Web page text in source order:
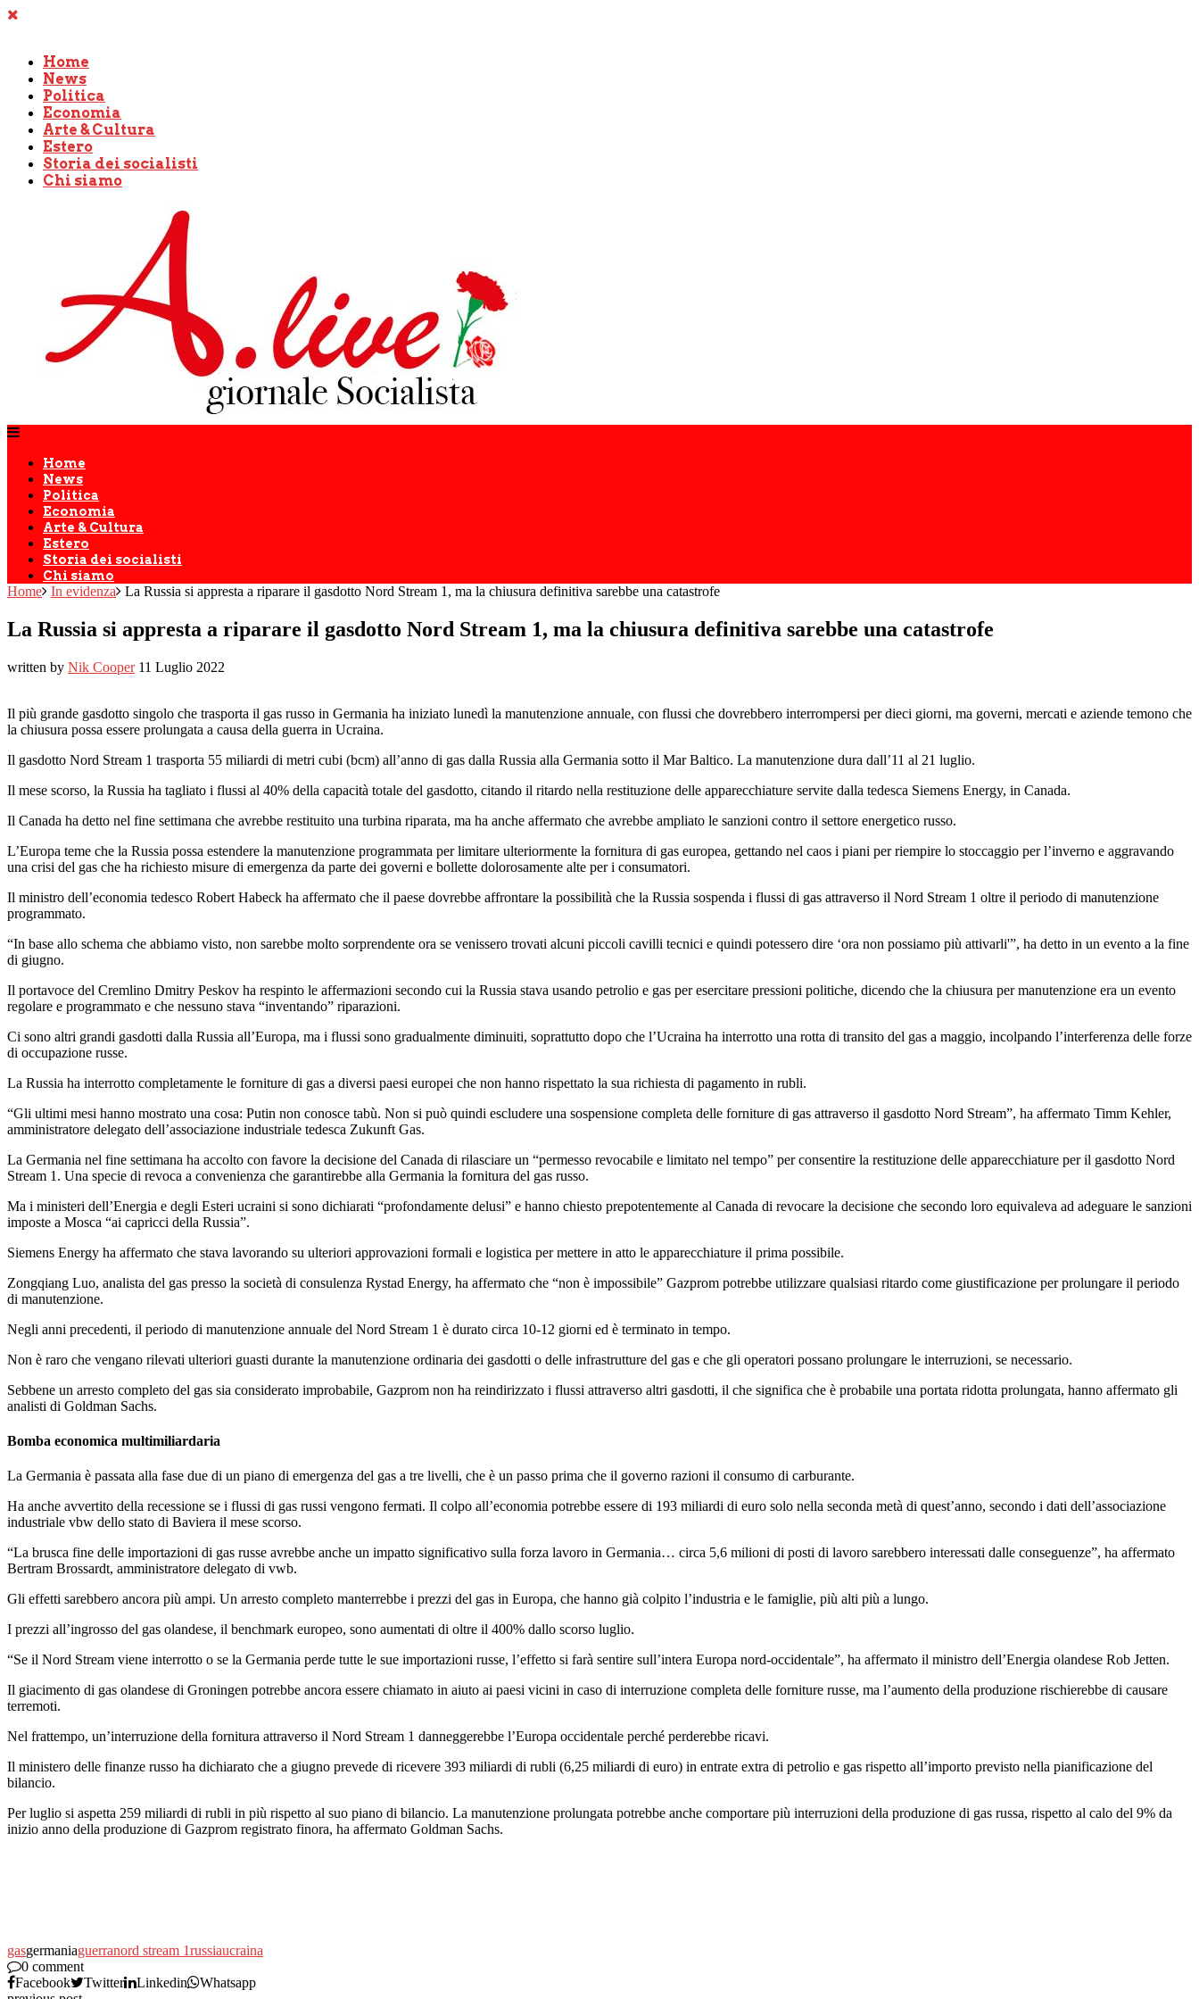
Home
News
Politica
Economia
Arte & Cultura
Estero
Storia dei socialisti
Chi siamo
Home
News
Politica
Economia
Arte & Cultura
Estero
Storia dei socialisti
Chi siamo
Home In evidenza La Russia si appresta a riparare il gasdotto Nord Stream 1, ma la chiusura definitiva sarebbe una catastrofe
La Russia si appresta a riparare il gasdotto Nord Stream 1, ma la chiusura definitiva sarebbe una catastrofe
written by Nik Cooper 11 Luglio 2022
Il più grande gasdotto singolo che trasporta il gas russo in Germania ha iniziato lunedì la manutenzione annuale, con flussi che dovrebbero interrompersi per dieci giorni, ma governi, mercati e aziende temono che
la chiusura possa essere prolungata a causa della guerra in Ucraina.
Il gasdotto Nord Stream 1 trasporta 55 miliardi di metri cubi (bcm) all’anno di gas dalla Russia alla Germania sotto il Mar Baltico. La manutenzione dura dall’11 al 21 luglio.
Il mese scorso, la Russia ha tagliato i flussi al 40% della capacità totale del gasdotto, citando il ritardo nella restituzione delle apparecchiature servite dalla tedesca Siemens Energy, in Canada.
Il Canada ha detto nel fine settimana che avrebbe restituito una turbina riparata, ma ha anche affermato che avrebbe ampliato le sanzioni contro il settore energetico russo.
L’Europa teme che la Russia possa estendere la manutenzione programmata per limitare ulteriormente la fornitura di gas europea, gettando nel caos i piani per riempire lo stoccaggio per l’inverno e aggravando
una crisi del gas che ha richiesto misure di emergenza da parte dei governi e bollette dolorosamente alte per i consumatori.
Il ministro dell’economia tedesco Robert Habeck ha affermato che il paese dovrebbe affrontare la possibilità che la Russia sospenda i flussi di gas attraverso il Nord Stream 1 oltre il periodo di manutenzione
programmato.
“In base allo schema che abbiamo visto, non sarebbe molto sorprendente ora se venissero trovati alcuni piccoli cavilli tecnici e quindi potessero dire ‘ora non possiamo più attivarli'”, ha detto in un evento a la fine
di giugno.
Il portavoce del Cremlino Dmitry Peskov ha respinto le affermazioni secondo cui la Russia stava usando petrolio e gas per esercitare pressioni politiche, dicendo che la chiusura per manutenzione era un evento
regolare e programmato e che nessuno stava “inventando” riparazioni.
Ci sono altri grandi gasdotti dalla Russia all’Europa, ma i flussi sono gradualmente diminuiti, soprattutto dopo che l’Ucraina ha interrotto una rotta di transito del gas a maggio, incolpando l’interferenza delle forze
di occupazione russe.
La Russia ha interrotto completamente le forniture di gas a diversi paesi europei che non hanno rispettato la sua richiesta di pagamento in rubli.
“Gli ultimi mesi hanno mostrato una cosa: Putin non conosce tabù. Non si può quindi escludere una sospensione completa delle forniture di gas attraverso il gasdotto Nord Stream”, ha affermato Timm Kehler,
amministratore delegato dell’associazione industriale tedesca Zukunft Gas.
La Germania nel fine settimana ha accolto con favore la decisione del Canada di rilasciare un “permesso revocabile e limitato nel tempo” per consentire la restituzione delle apparecchiature per il gasdotto Nord
Stream 1. Una specie di revoca a convenienza che garantirebbe alla Germania la fornitura del gas russo.
Ma i ministeri dell’Energia e degli Esteri ucraini si sono dichiarati “profondamente delusi” e hanno chiesto prepotentemente al Canada di revocare la decisione che secondo loro equivaleva ad adeguare le sanzioni
imposte a Mosca “ai capricci della Russia”.
Siemens Energy ha affermato che stava lavorando su ulteriori approvazioni formali e logistica per mettere in atto le apparecchiature il prima possibile.
Zongqiang Luo, analista del gas presso la società di consulenza Rystad Energy, ha affermato che “non è impossibile” Gazprom potrebbe utilizzare qualsiasi ritardo come giustificazione per prolungare il periodo
di manutenzione.
Negli anni precedenti, il periodo di manutenzione annuale del Nord Stream 1 è durato circa 10-12 giorni ed è terminato in tempo.
Non è raro che vengano rilevati ulteriori guasti durante la manutenzione ordinaria dei gasdotti o delle infrastrutture del gas e che gli operatori possano prolungare le interruzioni, se necessario.
Sebbene un arresto completo del gas sia considerato improbabile, Gazprom non ha reindirizzato i flussi attraverso altri gasdotti, il che significa che è probabile una portata ridotta prolungata, hanno affermato gli
analisti di Goldman Sachs.
Bomba economica multimiliardaria
La Germania è passata alla fase due di un piano di emergenza del gas a tre livelli, che è un passo prima che il governo razioni il consumo di carburante.
Ha anche avvertito della recessione se i flussi di gas russi vengono fermati. Il colpo all’economia potrebbe essere di 193 miliardi di euro solo nella seconda metà di quest’anno, secondo i dati dell’associazione
industriale vbw dello stato di Baviera il mese scorso.
“La brusca fine delle importazioni di gas russe avrebbe anche un impatto significativo sulla forza lavoro in Germania… circa 5,6 milioni di posti di lavoro sarebbero interessati dalle conseguenze”, ha affermato
Bertram Brossardt, amministratore delegato di vwb.
Gli effetti sarebbero ancora più ampi. Un arresto completo manterrebbe i prezzi del gas in Europa, che hanno già colpito l’industria e le famiglie, più alti più a lungo.
I prezzi all’ingrosso del gas olandese, il benchmark europeo, sono aumentati di oltre il 400% dallo scorso luglio.
“Se il Nord Stream viene interrotto o se la Germania perde tutte le sue importazioni russe, l’effetto si farà sentire sull’intera Europa nord-occidentale”, ha affermato il ministro dell’Energia olandese Rob Jetten.
Il giacimento di gas olandese di Groningen potrebbe ancora essere chiamato in aiuto ai paesi vicini in caso di interruzione completa delle forniture russe, ma l’aumento della produzione rischierebbe di causare
terremoti.
Nel frattempo, un’interruzione della fornitura attraverso il Nord Stream 1 danneggerebbe l’Europa occidentale perché perderebbe ricavi.
Il ministero delle finanze russo ha dichiarato che a giugno prevede di ricevere 393 miliardi di rubli (6,25 miliardi di euro) in entrate extra di petrolio e gas rispetto all’importo previsto nella pianificazione del
bilancio.
Per luglio si aspetta 259 miliardi di rubli in più rispetto al suo piano di bilancio. La manutenzione prolungata potrebbe anche comportare più interruzioni della produzione di gas russa, rispetto al calo del 9% da
inizio anno della produzione di Gazprom registrato finora, ha affermato Goldman Sachs.
gasgermaniaguerranord stream 1russiaucraina
0 comment
Facebook
Twitter Linkedin
Whatsapp